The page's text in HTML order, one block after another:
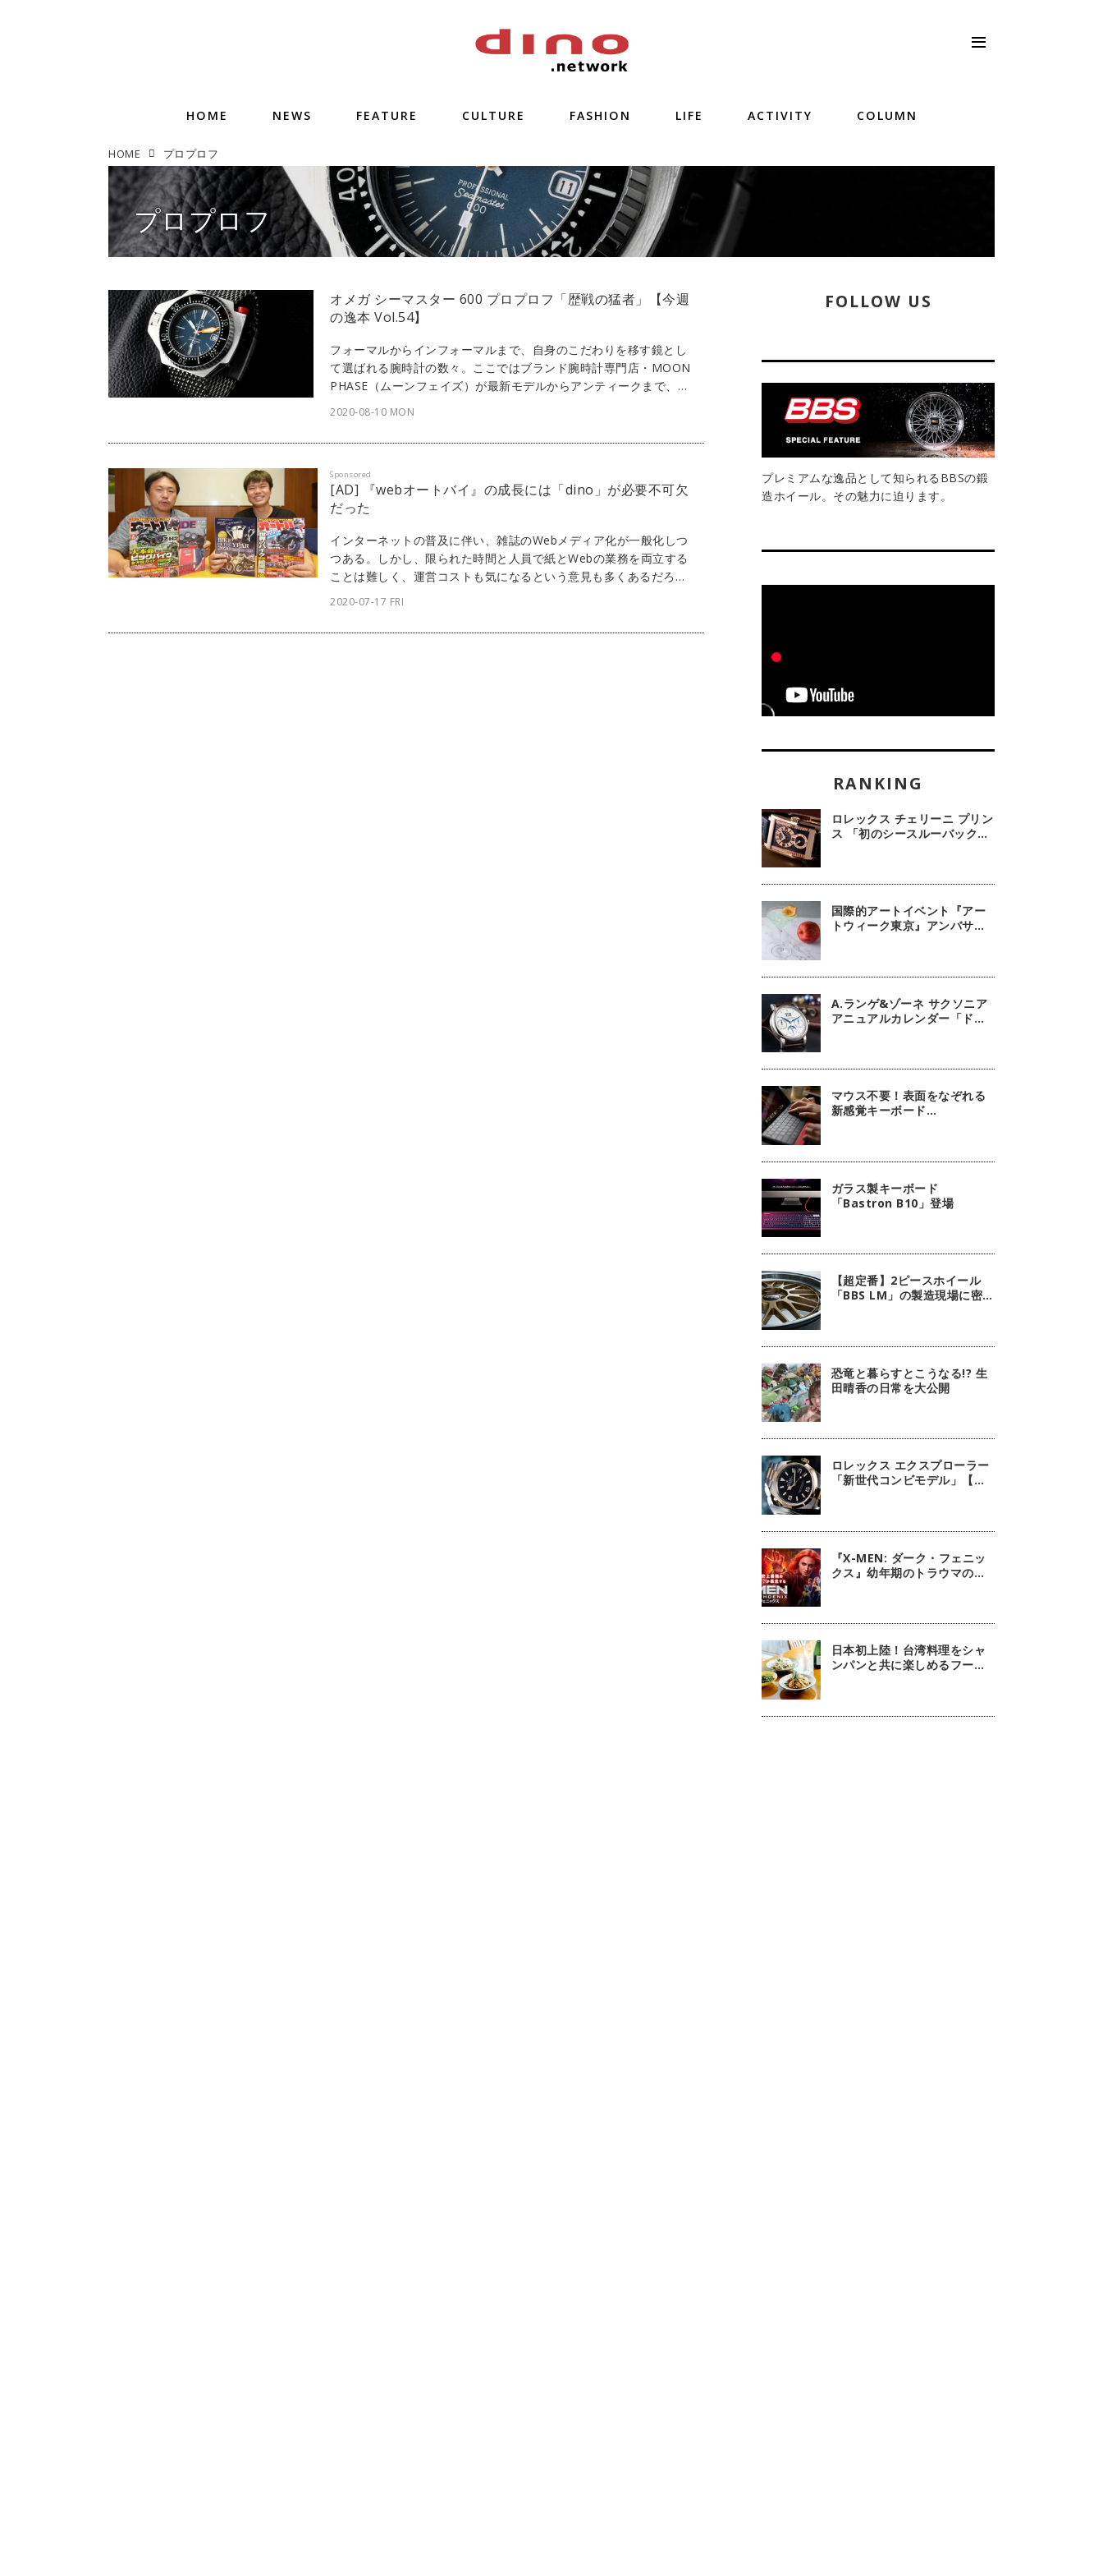
HOME NEWS FEATURE CULTURE FASHION LIFE ACTIVITY COLUMN
HOME プロプロフ
プロプロフ
オメガ シーマスター 600 プロプロフ「歴戦の猛者」【今週
の逸本 Vol.54】
フォーマルからインフォーマルまで、自身のこだわりを移す鏡とし
て選ばれる腕時計の数々。ここではブランド腕時計専門店・MOON
PHASE（ムーンフェイズ）が最新モデルからアンティークまで、見
フをご紹介しよう。
2020-08-10 MON
[AD] 『webオートバイ』の成長には「dino」が必要不可欠
だった
インターネットの普及に伴い、雑誌のWebメディア化が一般化しつ
つある。しかし、限られた時間と人員で紙とWebの業務を両立する
ことは難しく、運営コストも気になるという意見も多くあるだろ
可能だ。ここでは、『webオートバイ』にてdinoを採用している株
Sponsored
2020-07-17 FRI
FOLLOW US
プレミアムな逸品として知られるBBSの鍛
造ホイール。その魅力に迫ります。
ロレックス チェリーニ プリン
ス 「初のシースルーバック・
国際的アートイベント『アー
トウィーク東京』アンバサダ
A.ランゲ&ゾーネ サクソニア
アニュアルカレンダー「ドイ
マウス不要！表面をなぞれる
新感覚キーボード
ガラス製キーボード
「Bastron B10」登場
【超定番】2ピースホイール
「BBS LM」の製造現場に密
恐竜と暮らすとこうなる!? 生
田晴香の日常を大公開
ロレックス エクスプローラー
「新世代コンビモデル」【今
『X-MEN: ダーク・フェニッ
クス』幼年期のトラウマの扱
日本初上陸！台湾料理をシャ
ンパンと共に楽しめるフージ